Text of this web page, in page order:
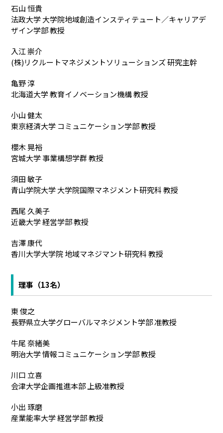
石山 恒貴
法政大学 大学院地域創造インスティテュート／キャリアデ
ザイン学部 教授
入江 崇介
(株)リクルートマネジメントソリューションズ 研究主幹
亀野 淳
北海道大学 教育イノベーション機構 教授
小山 健太
東京経済大学 コミュニケーション学部 教授
櫻木 晃裕
宮城大学 事業構想学群 教授
須田 敏子
青山学院大学 大学院国際マネジメント研究科 教授
西尾 久美子
近畿大学 経営学部 教授
吉澤 康代
香川大学大学院 地域マネジマント研究科 教授
理事（13名）
東 俊之
長野県立大学グローバルマネジメント学部 准教授
牛尾 奈緒美
明治大学 情報コミュニケーション学部 教授
川口 立喜
会津大学企画推進本部 上級准教授
小出 琢磨
産業能率大学 経営学部 教授